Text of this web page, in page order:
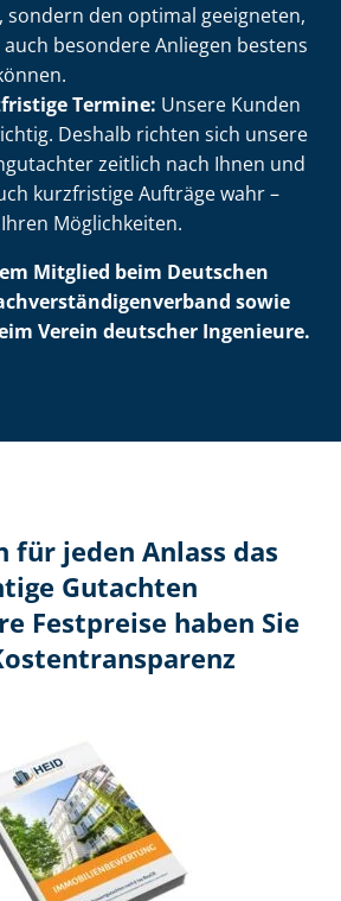
sondern den optimal geeigneten,
besondere Anliegen bestens
Termine: Unsere Kunden
Deshalb richten sich unsere
zeitlich nach Ihnen und
kurzfristige Aufträge wahr –
Möglichkeiten.
Mitglied beim Deutschen
sowie
Verein deutscher Ingenieure.
für jeden Anlass das
Gutachten
Festpreise haben Sie